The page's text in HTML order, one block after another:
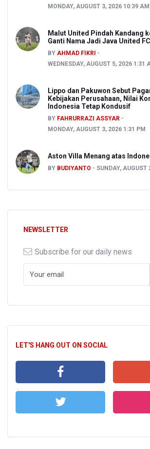
MONDAY, AUGUST 3, 2026 10:39 AM
Malut United Pindah Kandang
Ganti Nama Jadi Java United FC
BY AHMAD FIKRI
WEDNESDAY, AUGUST 5, 2026 1:31
Lippo dan Pakuwon Sebut
Kebijakan Perusahaan, Nilai
Indonesia Tetap Kondusif
BY FAHRURRAZI ASSYAR
MONDAY, AUGUST 3, 2026 1:31 PM
Aston Villa Menang atas
BY BUDIYANTO SUNDAY,
NEWSLETTER
Subscribe for our daily news
LET'S HANG OUT ON SOCIAL